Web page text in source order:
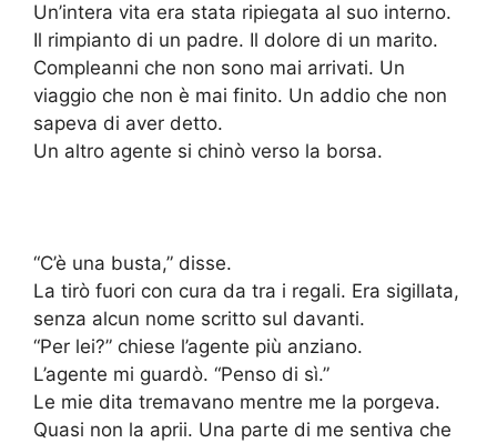
Un’intera vita era stata ripiegata al suo interno.
Il rimpianto di un padre. Il dolore di un marito.
Compleanni che non sono mai arrivati. Un
viaggio che non è mai finito. Un addio che non
sapeva di aver detto.
Un altro agente si chinò verso la borsa.
“C’è una busta,” disse.
La tirò fuori con cura da tra i regali. Era sigillata,
senza alcun nome scritto sul davanti.
“Per lei?” chiese l’agente più anziano.
L’agente mi guardò. “Penso di sì.”
Le mie dita tremavano mentre me la porgeva.
Quasi non la aprii. Una parte di me sentiva che